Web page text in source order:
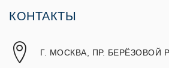
КОНТАКТЫ
Г. МОСКВА, ПР. БЕРЁЗОВОЙ